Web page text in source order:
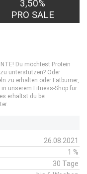
3,50%
PRO SALE
Du möchtest Protein
unterstützen? Oder
zu erhalten oder Fatburner,
unserem Fitness-Shop für
erhältst du bei
26.08.2021
1 %
30 Tage